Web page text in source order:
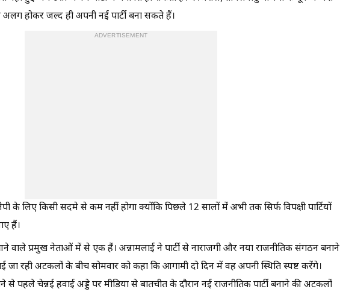
अलग होकर जल्द ही अपनी नई पार्टी बना सकते हैं।
ADVERTISEMENT
के लिए किसी सदमे से कम नहीं होगा क्योंकि पिछले 12 सालों में अभी तक सिर्फ विपक्षी पार्टियों
हैं।
वाले प्रमुख नेताओं में से एक हैं। अन्नामलाई ने पार्टी से नाराजगी और नया राजनीतिक संगठन बनाने
रही अटकलों के बीच सोमवार को कहा कि आगामी दो दिन में वह अपनी स्थिति स्पष्ट करेंगे।
से पहले चेन्नई हवाई अड्डे पर मीडिया से बातचीत के दौरान नई राजनीतिक पार्टी बनाने की अटकलों